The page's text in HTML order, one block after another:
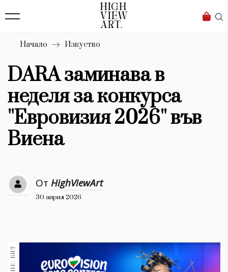
Бизнес
Мода
Dialogue
Изкуство
4338
Красота
777
Дизайн
1272
30+
Гурме 1709
Начало Изкуство
DARA заминава в
неделя за конкурса
''Евровизия 2026'' във
Виена
От HighViewArt
30 април 2026